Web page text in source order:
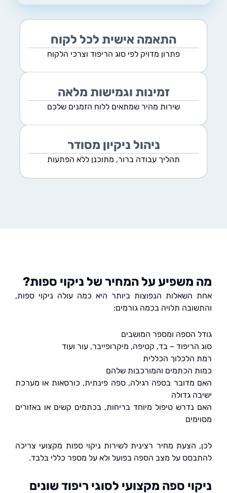
התאמה אישית לכל לקוח
פתרון מדויק לפי סוג הריפוד וצרכי הלקוח
זמינות וגמישות מלאה
שירות מהיר שמתאים ללוח הזמנים שלכם
ניהול ניקיון מסודר
תהליך עבודה ברור, מתוכנן ללא הפתעות
על המחיר של ניקוי ספות?
הנפוצות ביותר היא כמה עולה ניקוי ספות,
תלויה בכמה גורמים:
הספה ומספר המושבים
– בד, קטיפה, מיקרופייבר, עור ועוד
הכללית
הכתמים והמורכבות שלהם
בספה רגילה, ספה פינתית, כורסאות או מערכת
גדולה
טיפול מיוחד בריחות, בכתמים קשים או באזורים
הצעת מחיר רצינית לשירות ניקוי ספות מקצועי צריכה
על מצב הספה בפועל ולא על מספר כללי בלבד.
ספה מקצועי לסוגי ריפוד שונים